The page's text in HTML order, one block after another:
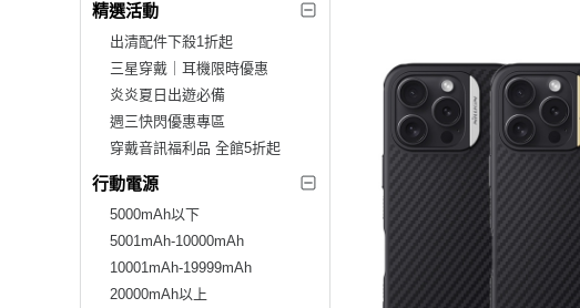
精選活動
出清配件下殺1折起
三星穿戴｜耳機限時優惠
炎炎夏日出遊必備
週三快閃優惠專區
穿戴音訊福利品 全館5折起
行動電源
5000mAh以下
5001mAh-10000mAh
10001mAh-19999mAh
20000mAh以上